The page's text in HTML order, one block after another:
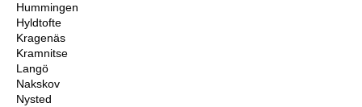
Hummingen
Hyldtofte
Kragenäs
Kramnitse
Langö
Nakskov
Nysted